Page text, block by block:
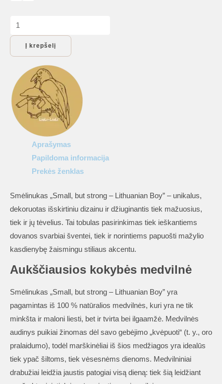
produkto
kiekis:
Smėlinukas
strong
–
Lithuanian
Boy”
Į krepšelį
Aprašymas
Papildoma informacija
Prekės ženklas
Smėlinukas „Small, but strong – Lithuanian Boy” – unikalus,
dekoruotas išskirtiniu dizainu ir džiuginantis tiek mažuosius,
tiek ir jų tėvelius. Tai tobulas pasirinkimas tiek ieškantiems
dovanos svarbiai šventei, tiek ir norintiems papuošti mažylio
kasdienybę žaismingu stiliaus akcentu.
Aukščiausios kokybės medvilnė
Smėlinukas „Small, but strong – Lithuanian Boy” yra
pagamintas iš 100 % natūralios medvilnės, kuri yra ne tik
minkšta ir maloni liesti, bet ir tvirta bei ilgaamžė. Medvilnės
audinys puikiai žinomas dėl savo gebėjimo „kvėpuoti“ (t. y., oro
pralaidumo), todėl marškinėliai iš šios medžiagos yra idealūs
tiek ypač šiltoms, tiek vėsesnėms dienoms. Medvilniniai
drabužiai leidžia jaustis patogiai visą dieną: tiek šią leidžiant